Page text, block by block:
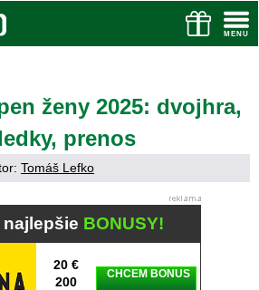
ženy 2025: dvojhra,
prenos
Tomáš Lefko
BONUSY!
20 €
200
CHCEM BONUS